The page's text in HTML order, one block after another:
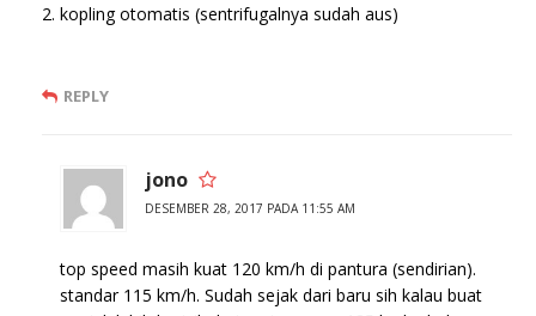
2. kopling otomatis (sentrifugalnya sudah aus)
REPLY
jono
DESEMBER 28, 2017 PADA 11:55 AM
top speed masih kuat 120 km/h di pantura (sendirian).
standar 115 km/h. Sudah sejak dari baru sih kalau buat